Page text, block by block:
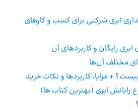
ابری شرکتی برای کسب و کارهای
رایگان و کاربردهای آن
مختلف آن‌ها
رایانش ابری (بهترین کتاب ها)